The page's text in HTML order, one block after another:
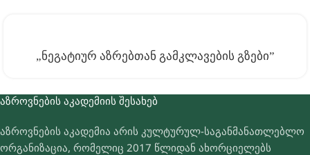
„ნეგატიურ Აზრებთან Გამკლავების Გზები”
ᲐᲖᲠᲝᲕᲜᲔᲑᲘᲡ ᲐᲙᲐᲓᲔᲛᲘᲘᲡ ᲨᲔᲡᲐᲮᲔᲑ
აზროვნების აკადემია არის კულტურულ-საგანმანათლებლო
ორგანიზაცია, რომელიც 2017 წლიდან ახორციელებს